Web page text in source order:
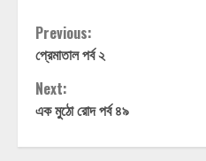
Continue
Reading
Previous:
প্রেমাতাল পর্ব ২
Next:
এক মুঠো রোদ পর্ব ৪৯